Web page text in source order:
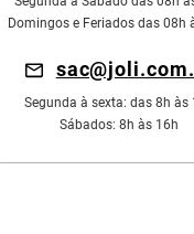
Domingos e Feriados das 08h
Segunda à sexta: das 8h às
Sábados: 8h às 16h